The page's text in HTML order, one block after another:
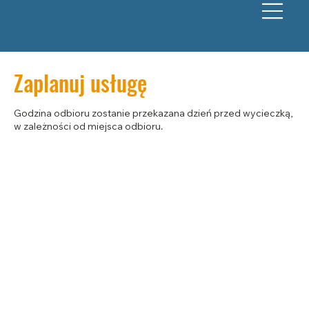
Zaplanuj usługę
Godzina odbioru zostanie przekazana dzień przed wycieczką,
w zależności od miejsca odbioru.